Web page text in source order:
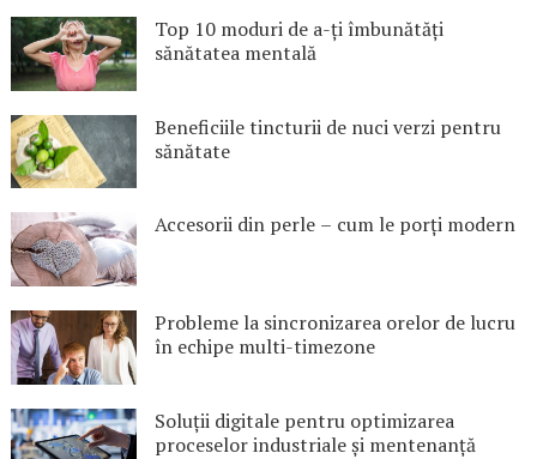
Top 10 moduri de a-ți îmbunătăți
sănătatea mentală
Beneficiile tincturii de nuci verzi pentru
sănătate
Accesorii din perle – cum le porți modern
Probleme la sincronizarea orelor de lucru
în echipe multi-timezone
Soluții digitale pentru optimizarea
proceselor industriale și mentenanță